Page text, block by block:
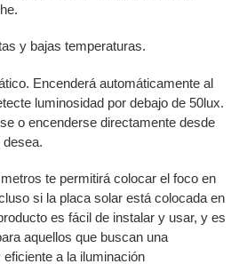
y bajas temperaturas.
Encenderá automáticamente al
luminosidad por debajo de 50lux.
o encenderse directamente desde
te permitirá colocar el foco en
si la placa solar está colocada en
es fácil de instalar y usar, y es
aquellos que buscan una
a la iluminación